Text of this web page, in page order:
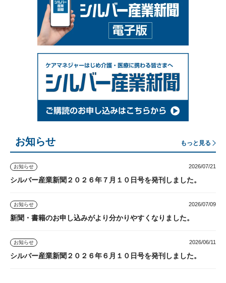
お知らせ もっと見る
お知らせ 2026/07/21
シルバー産業新聞２０２６年７月１０日号を発刊しました。
お知らせ 2026/07/09
新聞・書籍のお申し込みがより分かりやすくなりました。
お知らせ 2026/06/11
シルバー産業新聞２０２６年６月１０日号を発刊しました。